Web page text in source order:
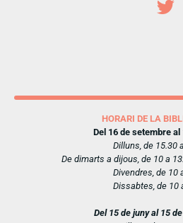
HORARI DE LA
Del 16 de setembre al
Dilluns, de 15.30
De dimarts a dijous, de 10 a
Divendres, de 10
Dissabtes, de 10
Del 15 de juny al 15